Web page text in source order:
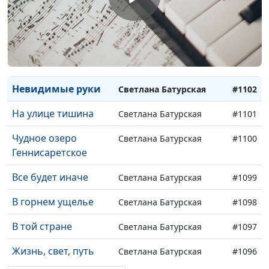
К Тебе, Господь, мое
моленье
Светлана Батурская #1104
С раннего утра Светлана Батурская #1103
Невидимые руки Светлана Батурская #1102
На улице тишина Светлана Батурская #1101
Чудное озеро
Геннисаретское
Светлана Батурская #1100
Все будет иначе Светлана Батурская #1099
В горнем ущелье Светлана Батурская #1098
В той стране Светлана Батурская #1097
Жизнь, свет, путь Светлана Батурская #1096